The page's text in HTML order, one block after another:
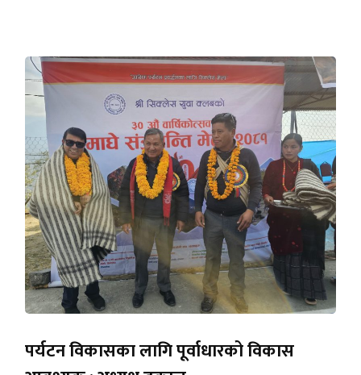
पर्यटन विकासका लागि पूर्वाधारको विकास